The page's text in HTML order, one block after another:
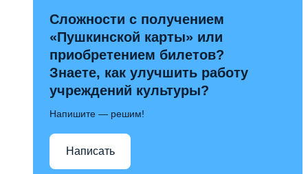
Сложности с получением
«Пушкинской карты» или
приобретением билетов?
Знаете, как улучшить работу
учреждений культуры?
Напишите — решим!
Написать